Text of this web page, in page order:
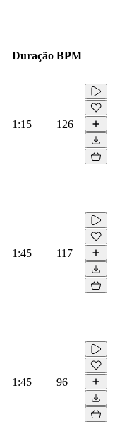
Duração BPM
1:15 126
1:45 117
1:45 96